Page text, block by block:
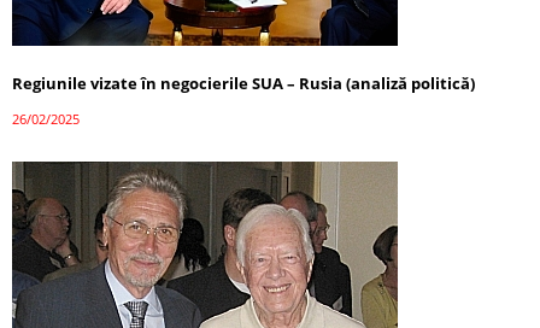
Regiunile vizate în negocierile SUA – Rusia (analiză politică)
26/02/2025